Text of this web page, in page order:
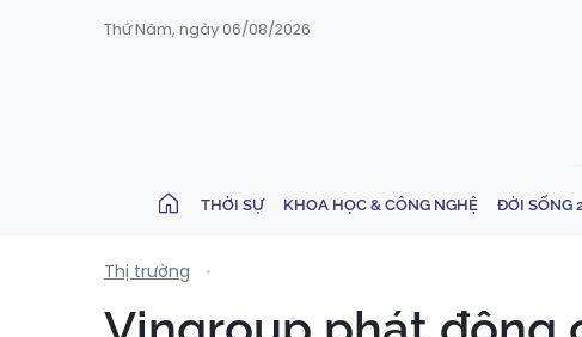
Thứ Năm, ngày 06/08/2026
THỜI SỰ KHOA HỌC & CÔNG NGHỆ ĐỜI SỐNG
Thị trường